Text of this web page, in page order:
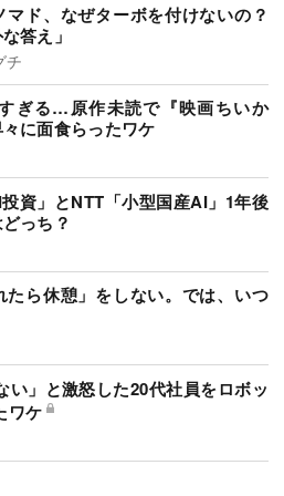
ド、なぜターボを付けないの？
答え」
チ
ぎる…原作未読で『映画ちいか
に面食らったワケ
資」とNTT「小型国産AI」1年後
っち？
ら休憩」をしない。では、いつ
い」と激怒した20代社員をロボッ
ワケ